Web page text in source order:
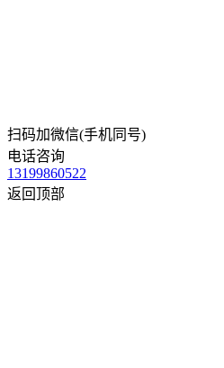
扫码加微信(手机同号)
电话咨询
13199860522
返回顶部